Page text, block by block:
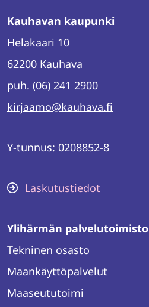
Kauhavan kaupunki
Helakaari 10
62200 Kauhava
puh. (06) 241 2900
kirjaamo@kauhava.fi
Y-tunnus: 0208852-8
Laskutustiedot
Ylihärmän palvelutoimisto
Tekninen osasto
Maankäyttöpalvelut
Maaseututoimi